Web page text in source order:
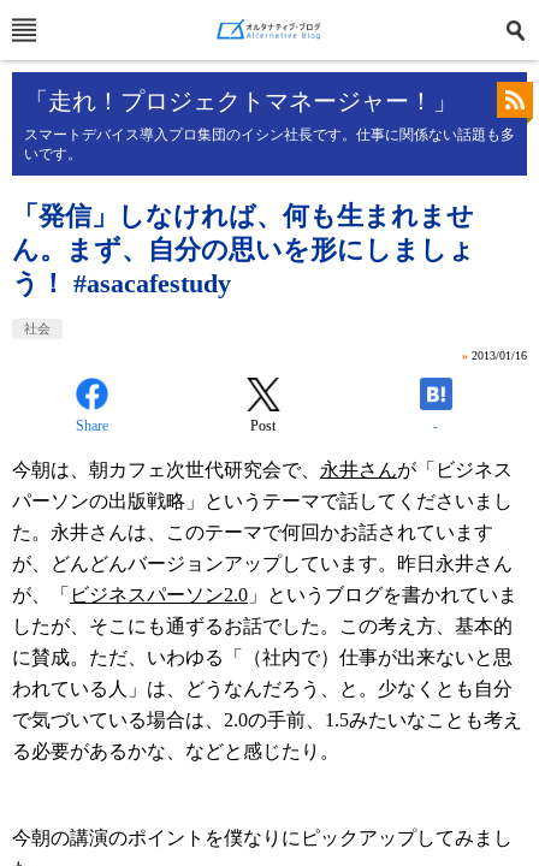
「走れ！プロジェクトマネージャー！」
スマートデバイス導入プロ集団のイシン社長です。仕事に関係ない話題も多
いです。
「発信」しなければ、何も生まれませ
ん。まず、自分の思いを形にしましょ
う！ #asacafestudy
社会
» 2013/01/16
Share Post -
今朝は、朝カフェ次世代研究会で、 永井さんが「ビジネス
パーソンの出版戦略」というテーマで話してくださいまし
た。永井さんは、このテーマで何回かお話されています
が、どんどんバージョンアップしています。昨日永井さん
が、「 ビジネスパーソン2.0 」というブログを書かれていま
したが、そこにも通ずるお話でした。この考え方、基本的
に賛成。ただ、いわゆる「（社内で）仕事が出来ないと思
われている人」は、どうなんだろう、と。少なくとも自分
で気づいている場合は、2.0の手前、1.5みたいなことも考え
る必要があるかな、などと感じたり。
今朝の講演のポイントを僕なりにピックアップしてみまし